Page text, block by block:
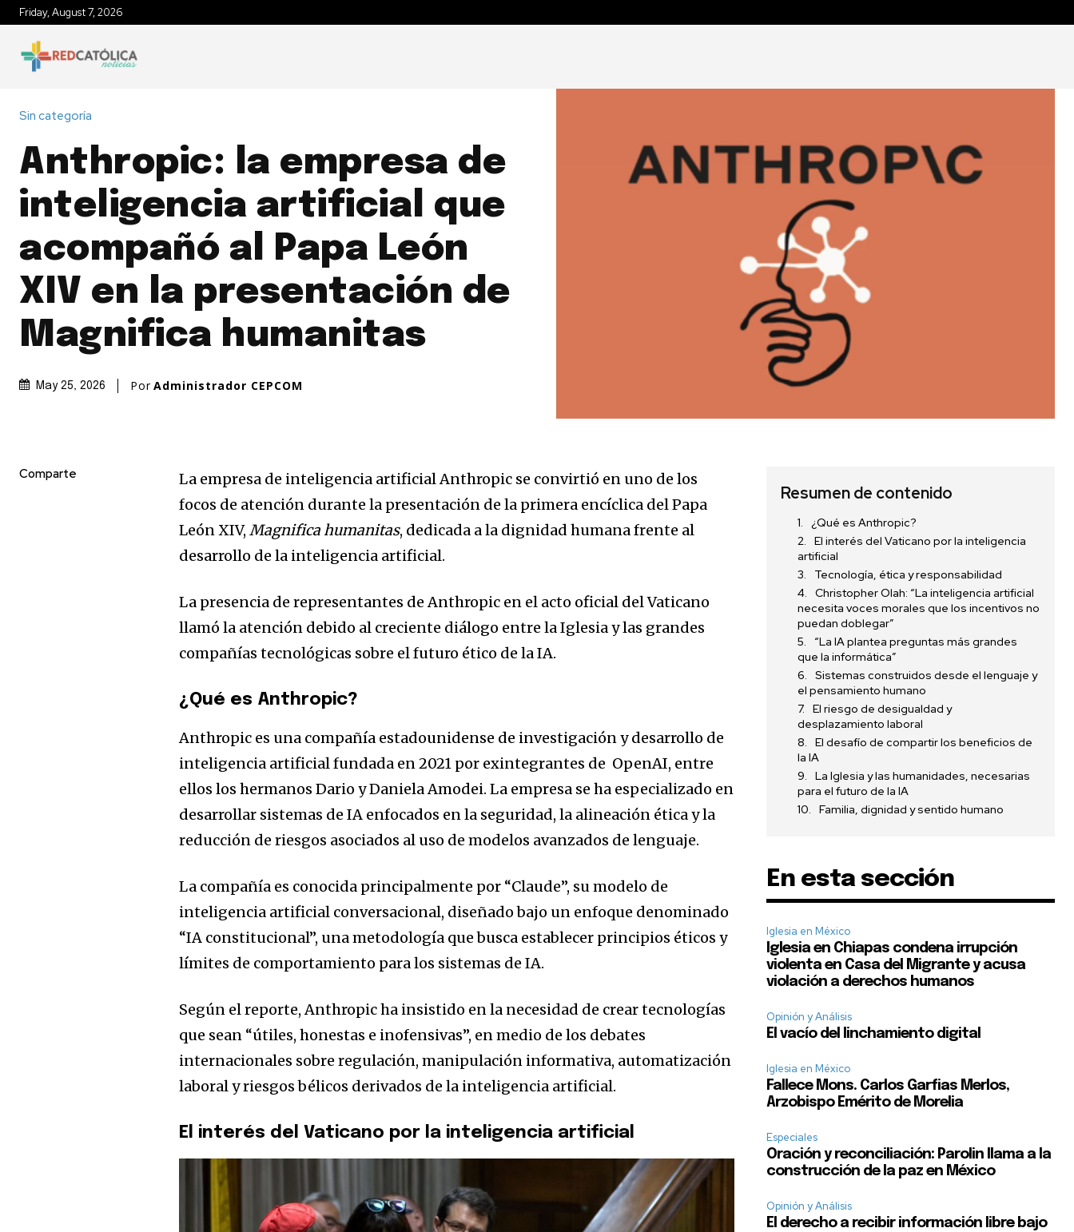
Friday, August 7, 2026
Sin categoría
Anthropic: la empresa de
inteligencia artificial que
acompañó al Papa León
XIV en la presentación de
Magnifica humanitas
May 25, 2026 PorAdministrador CEPCOM
Comparte
La empresa de inteligencia artificial Anthropic se convirtió en uno de los
focos de atención durante la presentación de la primera encíclica del Papa
León XIV,Magnifica humanitas, dedicada a la dignidad humana frente al
desarrollo de la inteligencia artificial.
La presencia de representantes de Anthropic en el acto oficial del Vaticano
llamó la atención debido al creciente diálogo entre la Iglesia y las grandes
compañías tecnológicas sobre el futuro ético de la IA.
¿Qué es Anthropic?
Anthropic es una compañía estadounidense de investigación y desarrollo de
inteligencia artificial fundada en 2021 por exintegrantes de OpenAI, entre
ellos los hermanos Dario y Daniela Amodei. La empresa se ha especializado en
desarrollar sistemas de IA enfocados en la seguridad, la alineación ética y la
reducción de riesgos asociados al uso de modelos avanzados de lenguaje.
La compañía es conocida principalmente por “Claude”, su modelo de
inteligencia artificial conversacional, diseñado bajo un enfoque denominado
“IA constitucional”, una metodología que busca establecer principios éticos y
límites de comportamiento para los sistemas de IA.
Según el reporte, Anthropic ha insistido en la necesidad de crear tecnologías
que sean “útiles, honestas e inofensivas”, en medio de los debates
internacionales sobre regulación, manipulación informativa, automatización
laboral y riesgos bélicos derivados de la inteligencia artificial.
El interés del Vaticano por la inteligencia artificial
Resumen de contenido
¿Qué es Anthropic?
El interés del Vaticano por la inteligencia
artificial
Tecnología, ética y responsabilidad
Christopher Olah: “La inteligencia artificial
necesita voces morales que los incentivos no
puedan doblegar”
“La IA plantea preguntas más grandes
que la informática”
Sistemas construidos desde el lenguaje y
el pensamiento humano
El riesgo de desigualdad y
desplazamiento laboral
El desafío de compartir los beneficios de
la IA
La Iglesia y las humanidades, necesarias
para el futuro de la IA
Familia, dignidad y sentido humano
En esta sección
Iglesia en México
Iglesia en Chiapas condena irrupción
violenta en Casa del Migrante y acusa
violación a derechos humanos
Opinión y Análisis
El vacío del linchamiento digital
Iglesia en México
Fallece Mons. Carlos Garfias Merlos,
Arzobispo Emérito de Morelia
Especiales
Oración y reconciliación: Parolin llama a la
construcción de la paz en México
Opinión y Análisis
El derecho a recibir información libre bajo